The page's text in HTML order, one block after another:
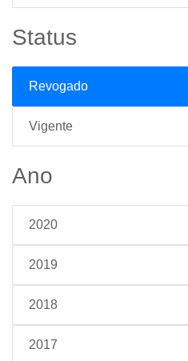
Status
Revogado
Vigente
Ano
2020
2019
2018
2017